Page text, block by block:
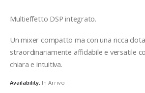
Multieffetto DSP integrato.
Un mixer compatto ma con una ricca
straordinariamente affidabile e versatile
chiara e intuitiva.
Availability: In Arrivo